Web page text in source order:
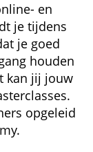
en
je tijdens
je goed
houden
kan jij jouw
opgeleid